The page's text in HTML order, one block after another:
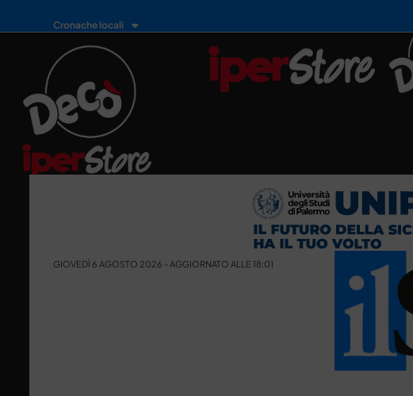
Cronache locali
GIOVEDÌ 6 AGOSTO 2026 - AGGIORNATO ALLE 18:01